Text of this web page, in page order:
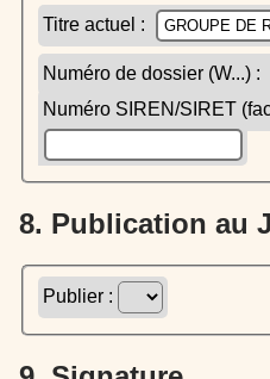
Titre actuel :
Numéro de dossier (W...) :
Numéro SIREN/SIRET
8. Publication au
Publier :